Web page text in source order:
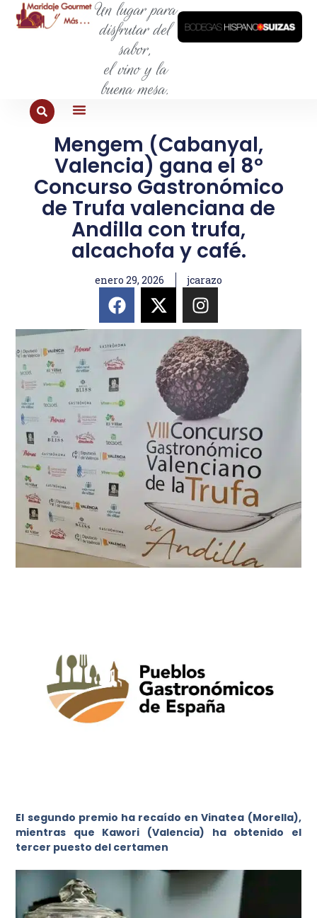
Un lugar para
disfrutar del
sabor,
el vino y la
buena mesa.
Mengem (Cabanyal,
Valencia) gana el 8º
Concurso Gastronómico
de Trufa valenciana de
Andilla con trufa,
alcachofa y café.
enero 29, 2026 jcarazo
El segundo premio ha recaído en Vinatea (Morella),
mientras que Kawori (Valencia) ha obtenido el
tercer puesto del certamen